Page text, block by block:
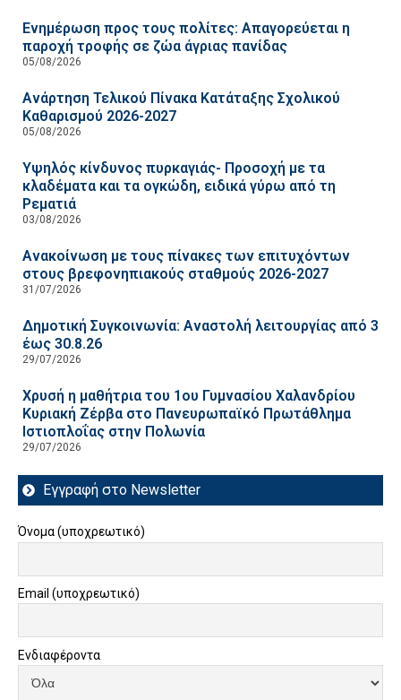
Ενημέρωση προς τους πολίτες: Απαγορεύεται η
παροχή τροφής σε ζώα άγριας πανίδας
05/08/2026
Ανάρτηση Τελικού Πίνακα Κατάταξης Σχολικού
Καθαρισμού 2026-2027
05/08/2026
Υψηλός κίνδυνος πυρκαγιάς- Προσοχή με τα
κλαδέματα και τα ογκώδη, ειδικά γύρω από τη
Ρεματιά
03/08/2026
Ανακοίνωση με τους πίνακες των επιτυχόντων
στους βρεφονηπιακούς σταθμούς 2026-2027
31/07/2026
Δημοτική Συγκοινωνία: Αναστολή λειτουργίας από 3
έως 30.8.26
29/07/2026
Χρυσή η μαθήτρια του 1ου Γυμνασίου Χαλανδρίου
Κυριακή Ζέρβα στο Πανευρωπαϊκό Πρωτάθλημα
Ιστιοπλοΐας στην Πολωνία
29/07/2026
Εγγραφή στο Newsletter
Όνομα (υποχρεωτικό)
Email (υποχρεωτικό)
Ενδιαφέροντα